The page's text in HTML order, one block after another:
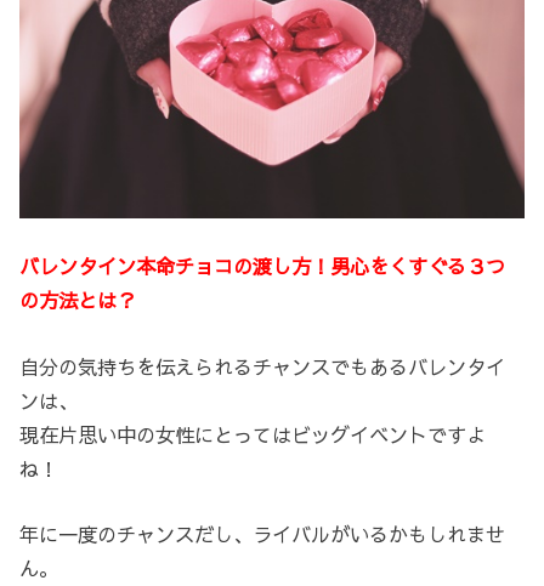
バレンタイン本命チョコの渡し方！男心をくすぐる３つ
の方法とは？
自分の気持ちを伝えられるチャンスでもあるバレンタイ
ンは、
現在片思い中の女性にとってはビッグイベントですよ
ね！
年に一度のチャンスだし、ライバルがいるかもしれませ
ん。